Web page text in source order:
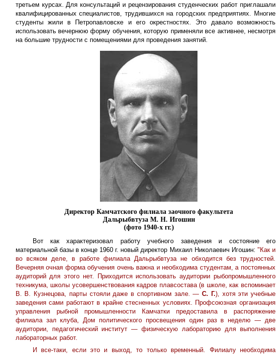
третьем курсах. Для консультаций и рецензирования студенческих работ приглашали
квалифицированных специалистов, трудившихся на городских предприятиях. Многие
студенты жили в Петропавловске и его окрестностях. Это давало возможность
использовать вечернюю форму обучения, которую применяли все активнее, несмотря
на большие трудности с помещениями для проведения занятий.
Директор Камчатского филиала заочного факультета
Дальрыбвтуза М. Н. Игошин
(фото 1940-х гг.)
Вот как характеризовал работу учебного заведения и состояние его
материальной базы в конце 1960 г. новый директор Михаил Николаевич Игошин: "Как и
во всяком деле, в работе филиала Дальрыбвтуза не обходится без трудностей.
Вечерняя очная форма обучения очень важна и необходима студентам, а постоянных
аудиторий для этого нет. Приходится использовать аудитории рыбопромышленного
техникума, школы усовершенствования кадров плавсостава (в школе, как вспоминает
В. В. Кузнецова, парты стояли даже в спортивном зале. —С. Г.), хотя эти учебные
заведения сами работают в крайне стесненных условиях. Профсоюзная организация
управления рыбной промышленности Камчатки предоставила в распоряжение
филиала зал клуба, Дом политического просвещения один раз в неделю — две
аудитории, педагогический институт — физическую лабораторию для выполнения
лабораторных работ.
И все-таки, если это и выход, то только временный. Филиалу необходима